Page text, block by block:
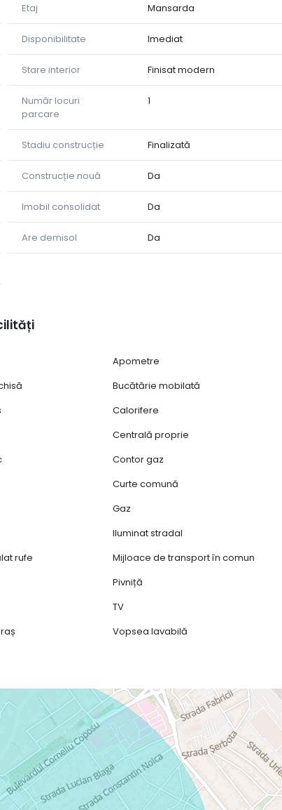
orașului, școli, magazine, mijloace de
Sub Arini.
specială, vă invităm să programați o vizionare
acesta este chiar noul dumneavoastră „acasă”.
Etaj Mansarda
Disponibilitate Imediat
Stare interior Finisat modern
Număr locuri
parcare
1
Stadiu construcție Finalizată
Construcție nouă Da
Imobil consolidat Da
Are demisol Da
Apometre
Bucătărie mobilată
Calorifere
Centrală proprie
Contor gaz
Curte comună
Gaz
Iluminat stradal
rufe
Mijloace de transport în comun
Pivniță
TV
Vopsea lavabilă